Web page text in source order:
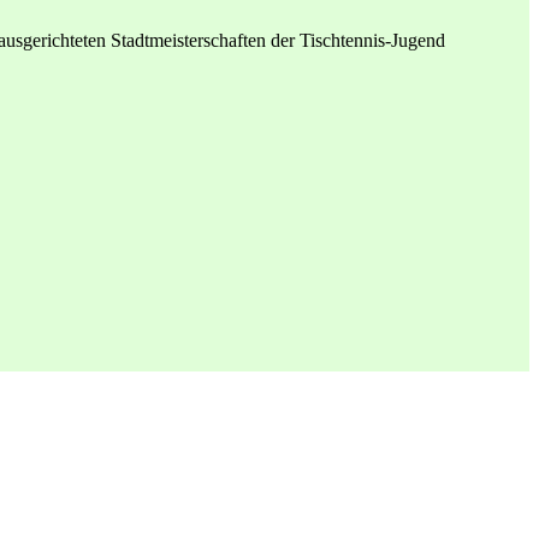
Stadtmeisterschaften der Tischtennis-Jugend